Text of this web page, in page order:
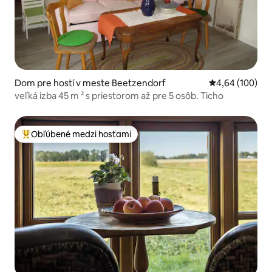
Dom pre hostí v meste Beetzendorf Priemerné
4,64 (100)
veľká izba 45 m ² s priestorom až pre 5 osôb. Ticho
Najobľúbenejšie medzi hosťami
Obľúbené medzi hosťami